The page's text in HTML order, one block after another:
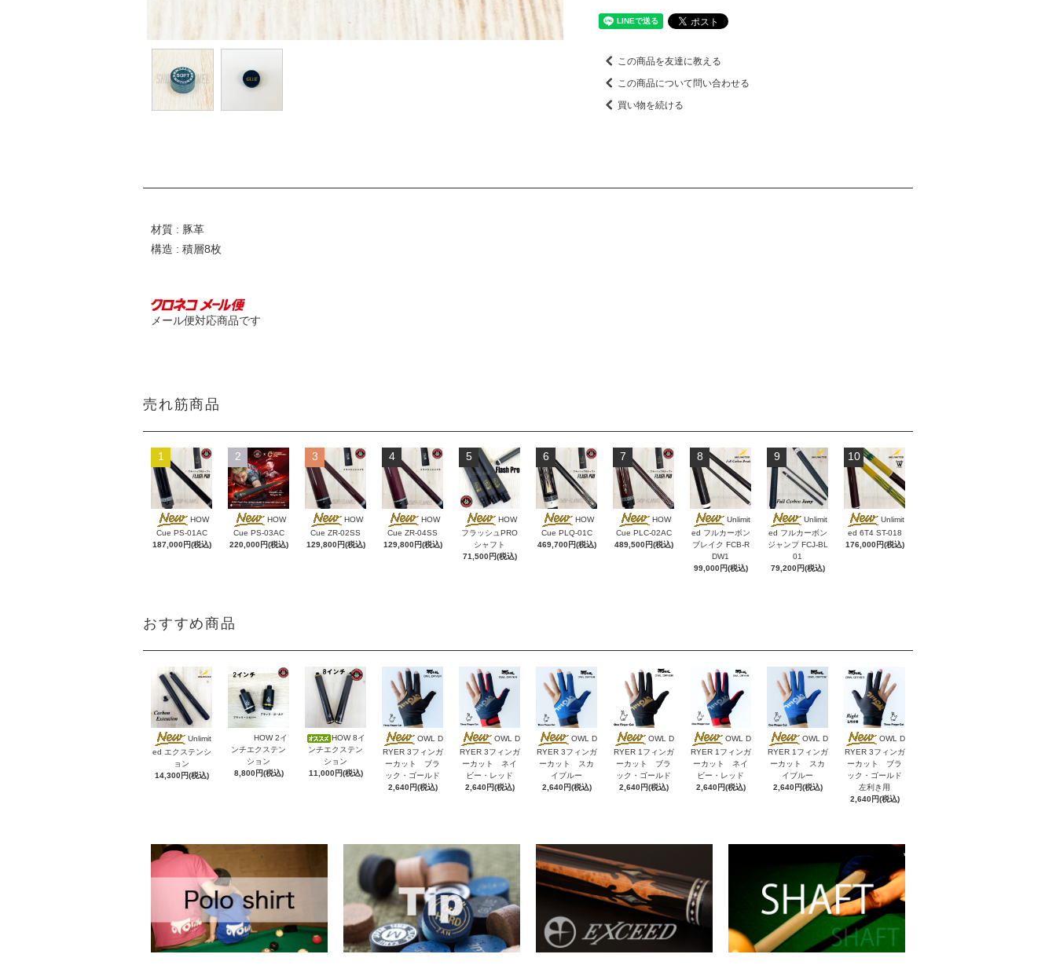
この商品を友達に教える
この商品について問い合わせる
買い物を続ける
材質 : 豚革
構造 : 積層8枚
メール便対応商品です
売れ筋商品
1
HOW
Cue PS-01AC
187,000円(税込)
2
HOW
Cue PS-03AC
220,000円(税込)
3
HOW
Cue ZR-02SS
129,800円(税込)
4
HOW
Cue ZR-04SS
129,800円(税込)
5
HOW
フラッシュPRO
シャフト
71,500円(税込)
6
HOW
Cue PLQ-01C
469,700円(税込)
7
HOW
Cue PLC-02AC
489,500円(税込)
8
Unlimit
ed フルカーボン
ブレイク FCB-R
DW1
99,000円(税込)
9
Unlimit
ed フルカーボン
ジャンプ FCJ-BL
01
79,200円(税込)
10
Unlimit
ed 6T4 ST-018
176,000円(税込)
おすすめ商品
Unlimit
ed エクステンシ
ョン
14,300円(税込)
HOW 2イ
ンチエクステン
ション
8,800円(税込)
HOW 8イ
ンチエクステン
ション
11,000円(税込)
OWL D
RYER 3フィンガ
ーカット ブラ
ック・ゴールド
2,640円(税込)
OWL D
RYER 3フィンガ
ーカット ネイ
ビー・レッド
2,640円(税込)
OWL D
RYER 3フィンガ
ーカット スカ
イブルー
2,640円(税込)
OWL D
RYER 1フィンガ
ーカット ブラ
ック・ゴールド
2,640円(税込)
OWL D
RYER 1フィンガ
ーカット ネイ
ビー・レッド
2,640円(税込)
OWL D
RYER 1フィンガ
ーカット スカ
イブルー
2,640円(税込)
OWL D
RYER 3フィンガ
ーカット ブラ
ック・ゴールド
左利き用
2,640円(税込)